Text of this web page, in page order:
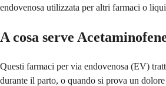
endovenosa utilizzata per altri farmaci o
A cosa serve
Questi farmaci per via endovenosa (EV)
durante il parto, o quando si prova un